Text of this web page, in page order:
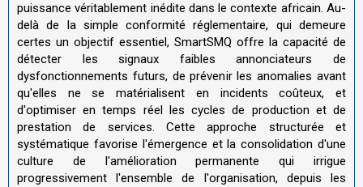
puissance véritablement inédite dans le contexte africain. Au-
delà de la simple conformité réglementaire, qui demeure
certes un objectif essentiel, SmartSMQ offre la capacité de
détecter les signaux faibles annonciateurs de
dysfonctionnements futurs, de prévenir les anomalies avant
qu'elles ne se matérialisent en incidents coûteux, et
d'optimiser en temps réel les cycles de production et de
prestation de services. Cette approche structurée et
systématique favorise l'émergence et la consolidation d'une
culture de l'amélioration permanente qui irrigue
progressivement l'ensemble de l'organisation, depuis les